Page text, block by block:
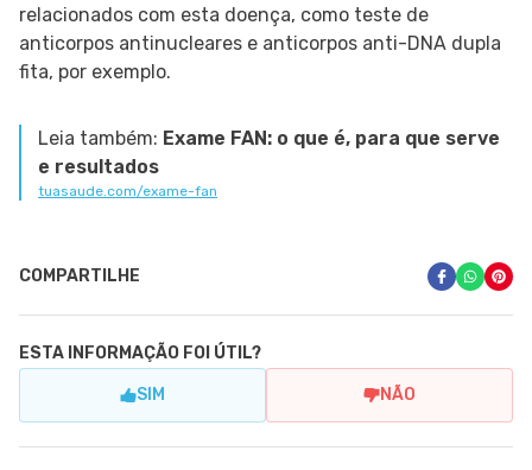
relacionados com esta doença, como teste de
anticorpos antinucleares e anticorpos anti-DNA dupla
fita, por exemplo.
Leia também: Exame FAN: o que é, para que serve
e resultados
tuasaude.com/exame-fan
COMPARTILHE
ESTA INFORMAÇÃO FOI ÚTIL?
SIM NÃO